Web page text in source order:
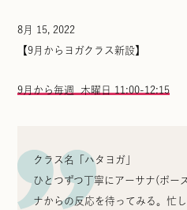
8月 15, 2022
【9月からヨガクラス新設】
9月から毎週 木曜日 11:00-12:15
クラス名「ハタヨガ」
ひとつずつ丁寧にアーサナ(ポー
ナからの反応を待ってみる。忙